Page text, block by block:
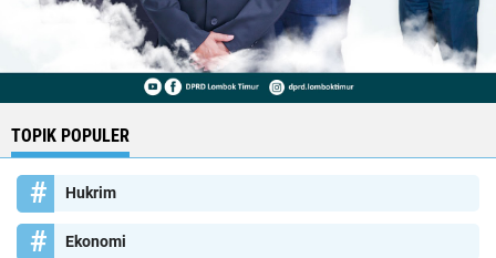
TOPIK POPULER
Hukrim
Ekonomi